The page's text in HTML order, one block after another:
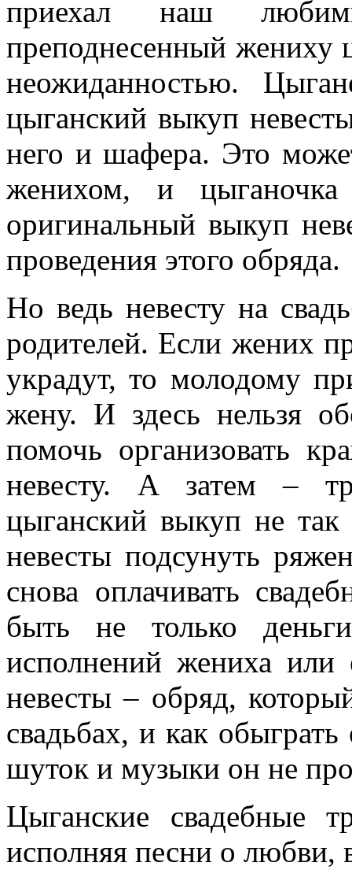
приехал наш
преподнесенный жениху
неожиданностью.
цыганский выкуп
него и шафера. Это
женихом, и
оригинальный выкуп
проведения этого обряда.
Но ведь невесту на
родителей. Если жених
украдут, то молодому
жену. И здесь нельзя
помочь организовать
невесту. А затем –
цыганский выкуп не
невесты подсунуть
снова оплачивать
быть не только
исполнений жениха
невесты – обряд,
свадьбах, и как
шуток и музыки он не
Цыганские свадебные
исполняя песни о любви,